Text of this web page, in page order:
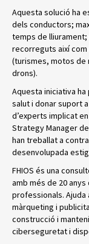
Aquesta solució ha
dels conductors;
temps de
recorreguts així
(turismes, motos
drons).
Aquesta iniciativa
salut i donar suport a
d’experts implicat
Strategy Manager
han treballat a
desenvolupada
FHIOS és una
amb més de 20
professionals.
màrqueting i
construcció i
ciberseguretat i